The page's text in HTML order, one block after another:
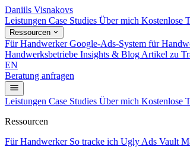
Daniils Visnakovs
Leistungen Case Studies Über mich Kostenlose
Ressourcen
Für Handwerker Google-Ads-System für
Handwerksbetriebe Insights & Blog Artikel zu
EN
Beratung anfragen
Leistungen Case Studies Über mich Kostenlose
Ressourcen
Für Handwerker So tracke ich Ugly Ads Vault